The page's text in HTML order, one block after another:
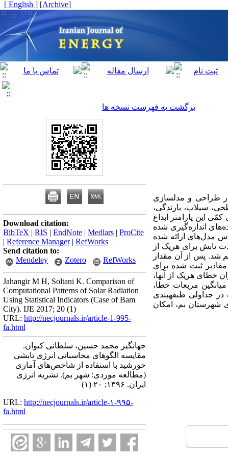
[
Archive
]
[ English ]
برگشت به فهرست نسخه ها
طراحی و مدلسازی
سیلاب، بارندگی،
این پارامتر ابداع
اندازه‌گیری شده
بر اساس مدل‌های ارائه شده
تابش برای هریک از
شد. پس از آن مقدار
ثبت شده برای
خطای هریک از آنها،
مربعات خطا،
جداولی طبقه­بندی
شهرستان بم، امکان
Download citation:
BibTeX | RIS | EndNote | Medlars | ProCite
| Reference Manager| RefWorks
Send citation to:
Mendeley
Zotero RefWorks
Jahangir M H, Soltani K. Comparison of
Computational Patterns of Solar Radiation
Using Statistical Indicators (Case of Bam
City). IJE 2017; 20 (1)
URL: http://necjournals.ir/article-1-995-
fa.html
جهانگیر محمد حسین، سلطانی کیوان.
مقایسه الگوهای محاسباتی انرژی تابشی
خورشید با استفاده از شاخص‌های آماری
(مطالعه موردی: شهر بم). نشریه انرژی
ایران. ۱۳۹۶; ۲۰ (۱)
URL: http://necjournals.ir/article-۱-۹۹۵-
fa.html